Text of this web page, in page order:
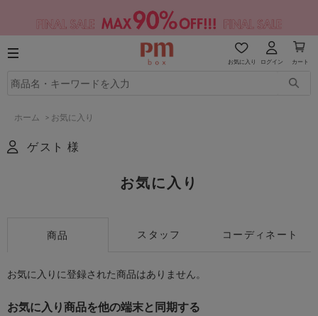
お気に入り ログイン カート
ホーム > お気に入り
ゲスト 様
お気に入り
商品 スタッフ コーディネート
お気に入りに登録された商品はありません。
お気に入り商品を他の端末と同期する